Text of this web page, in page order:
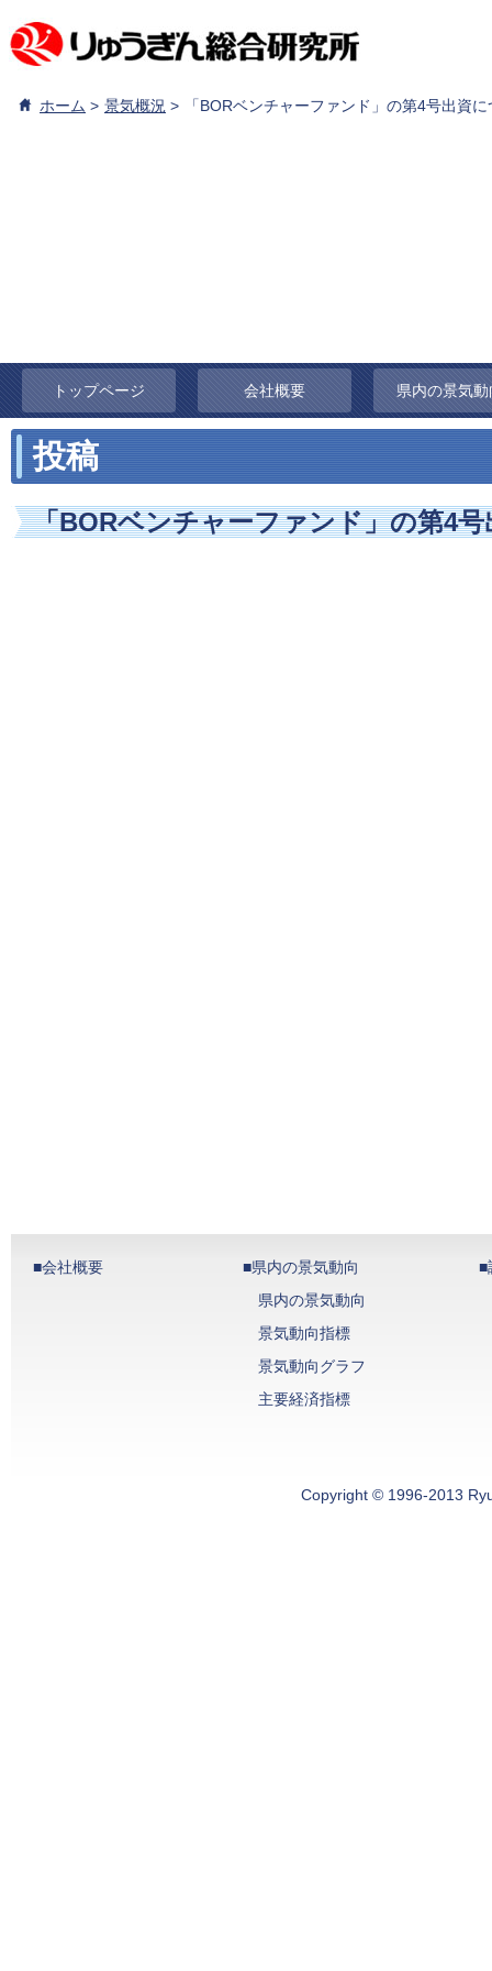
ホーム 景気概況 「BORベンチャーファンド」の第4号出資
トップページ 会社概要 県内の景気動
投稿
「BORベンチャーファンド」の第4
■会社概要
■県内の景気動向
県内の景気動向
景気動向指標
景気動向グラフ
主要経済指標
■
Copyright © 1996-2013